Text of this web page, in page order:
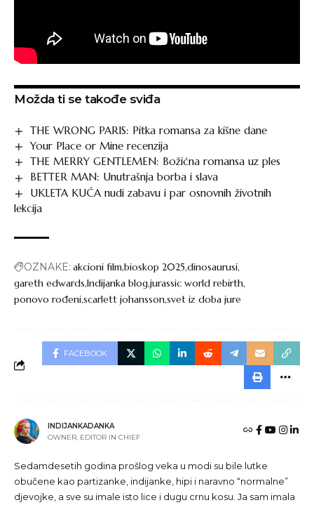
Možda ti se takođe sviđa
THE WRONG PARIS: Pitka romansa za kišne dane
Your Place or Mine recenzija
THE MERRY GENTLEMEN: Božićna romansa uz ples
BETTER MAN: Unutrašnja borba i slava
UKLETA KUĆA nudi zabavu i par osnovnih životnih
lekcija
OZNAKE: akcioni filmbioskop 2025 dinosaurusi
gareth edwards Indijanka blogjurassic world rebirth
ponovo rođeniscarlett johanssonsvet iz doba jure
FACEBOOK
INDIJANKADANKA
OWNER, EDITOR IN CHIEF
Sedamdesetih godina prošlog veka u modi su bile lutke
obučene kao partizanke, indijanke, hipi i naravno “normalne”
djevojke, a sve su imale isto lice i dugu crnu kosu. Ja sam imala